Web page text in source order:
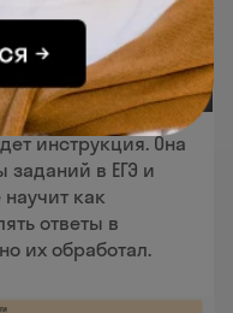
инструкция. Она
в ЕГЭ и
как
ответы в
их обработал.